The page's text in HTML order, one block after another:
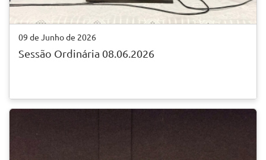
09 de Junho de 2026
Sessão Ordinária 08.06.2026